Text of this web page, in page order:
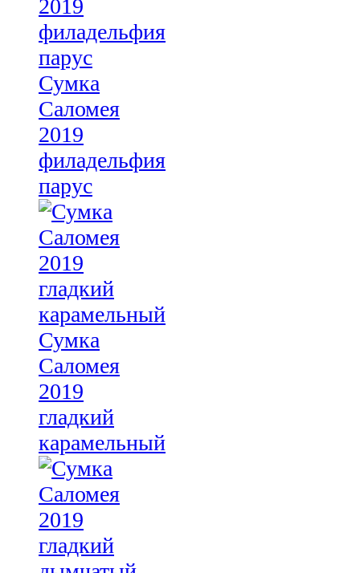
Сумка
Саломея
2019
филадельфия
парус
Сумка
Саломея
2019
гладкий
карамельный